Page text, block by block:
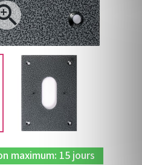
maximum: 15 jours